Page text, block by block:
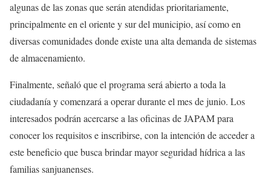
algunas de las zonas que serán atendidas prioritariamente,
principalmente en el oriente y sur del municipio, así como en
diversas comunidades donde existe una alta demanda de sistemas
de almacenamiento.
Finalmente, señaló que el programa será abierto a toda la
ciudadanía y comenzará a operar durante el mes de junio. Los
interesados podrán acercarse a las oficinas de JAPAM para
conocer los requisitos e inscribirse, con la intención de acceder a
este beneficio que busca brindar mayor seguridad hídrica a las
familias sanjuanenses.